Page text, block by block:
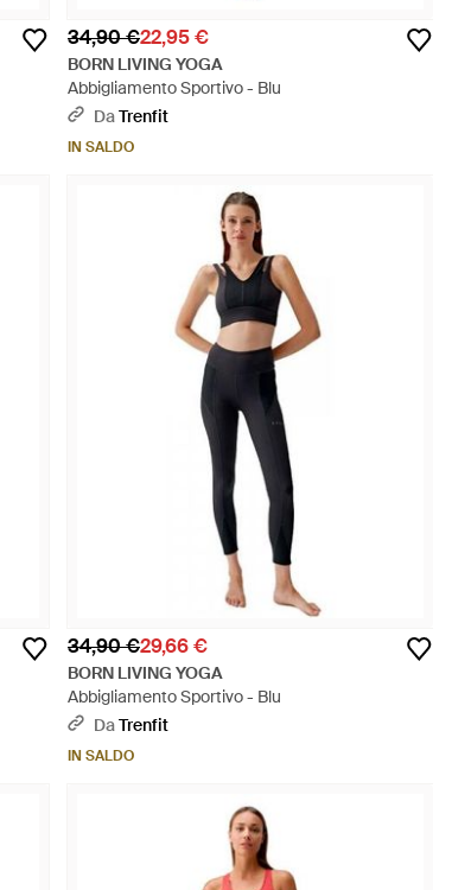
34,90 €22,95 €
BORN LIVING YOGA
Abbigliamento Sportivo - Blu
DaTrenfit
IN SALDO
34,90 €29,66 €
BORN LIVING YOGA
Abbigliamento Sportivo - Blu
DaTrenfit
IN SALDO